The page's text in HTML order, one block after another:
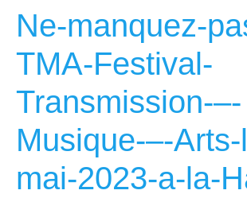
Ne-manquez-
TMA-Festival-
Transmission-–-
Musique-–-
mai-2023-a-la-